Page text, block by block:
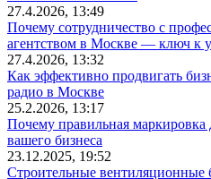
27.4.2026, 13:49
Почему сотрудничество с
агентством в Москве — ключ к
27.4.2026, 13:32
Как эффективно продвигать
радио в Москве
25.2.2026, 13:17
Почему правильная маркировка
вашего бизнеса
23.12.2025, 19:52
Строительные